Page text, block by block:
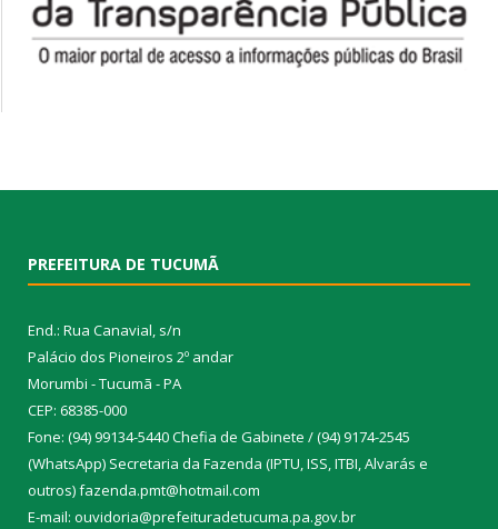
PREFEITURA DE TUCUMÃ
End.: Rua Canavial, s/n
Palácio dos Pioneiros 2º andar
Morumbi - Tucumã - PA
CEP: 68385-000
Fone: (94) 99134-5440 Chefia de Gabinete / (94) 9174-2545
(WhatsApp) Secretaria da Fazenda (IPTU, ISS, ITBI, Alvarás e
outros) fazenda.pmt@hotmail.com
E-mail: ouvidoria@prefeituradetucuma.pa.gov.br